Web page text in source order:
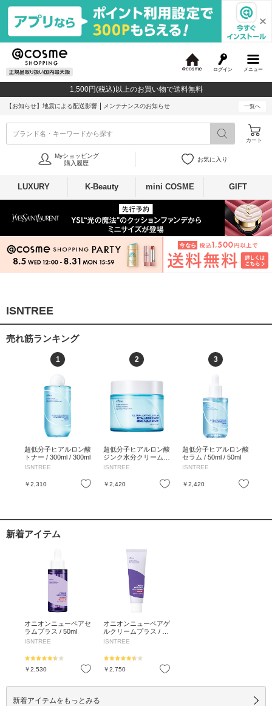
メニュー
ログイン
c
o
1,500円(税込)以上のお買い物で送料無料
【お知らせ】 地震による配送影響 メンテナンスのお知らせ 一覧へ
ブランド名・キーワードから探す
カート
Myショッピング
購入履歴
お気に入り
LUXURY K-Beauty mini COSME GIFT
ISNTREE
売れ筋ランキング
1
超低分子ヒアルロン酸
トナー / 300ml / 300ml
ISNTREE
￥2,310 お気に入り
2
超低分子ヒアルロン酸
ジンク水分クリーム /
80ml / 80ml
ISNTREE
￥2,420 お気に入り
3
超低分子ヒアルロン酸
セラム / 50ml / 50ml
ISNTREE
￥2,420
新着アイテム
オニオンニューペアセ
ラムプラス / 50ml
ISNTREE
￥2,530 お気に入り
オニオンニューペアゲ
ルクリームプラス / 50
ml
ISNTREE
￥2,750
新着アイテムをもっとみる